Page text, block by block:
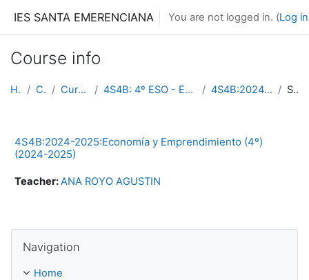
IES SANTA EMERENCIANA You are not logged in. (Log in
Course info
Home Courses Curso 2024-2025 4S4B: 4º ESO - Educación Secundaria Obligatoria (L... 4S4B:2024-2025:13094:2024-2025 Summary
4S4B:2024-2025:Economía y Emprendimiento (4º)
(2024-2025)
Teacher:ANA ROYO AGUSTIN
Navigation
Home